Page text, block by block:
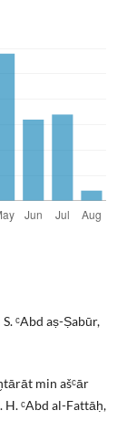
ᶜAbd aṣ-Ṣabūr,
min ašᶜār
H. ᶜAbd al-Fattāḥ,